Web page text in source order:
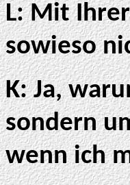
L: Mit
sowieso
K: Ja,
sondern
wenn ich